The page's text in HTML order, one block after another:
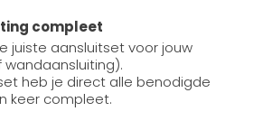
compleet
juiste aansluitset voor jouw
heb je direct alle benodigde
keer compleet.